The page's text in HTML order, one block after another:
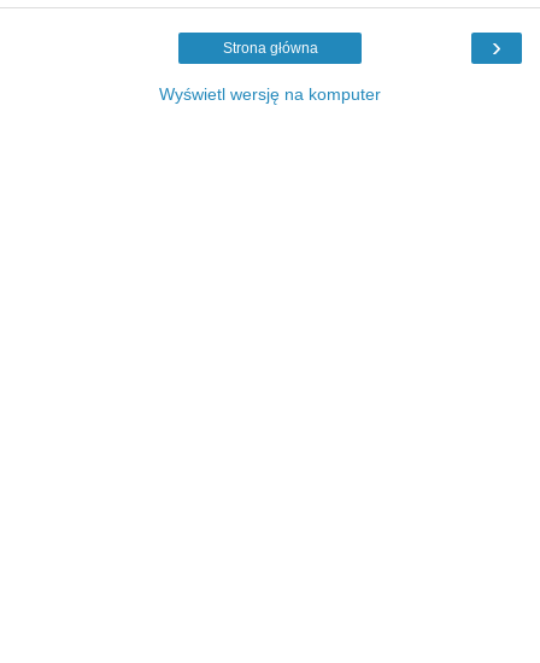
›
Strona główna
Wyświetl wersję na komputer